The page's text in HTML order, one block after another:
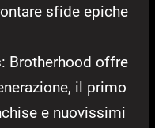
sfide epiche
Brotherhood offre
il primo
e nuovissimi